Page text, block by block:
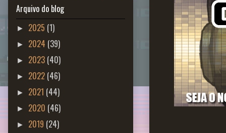
Arquivo do blog
► 2025 (1)
► 2024 (39)
► 2023 (40)
► 2022 (46)
► 2021 (44)
► 2020 (46)
► 2019 (24)